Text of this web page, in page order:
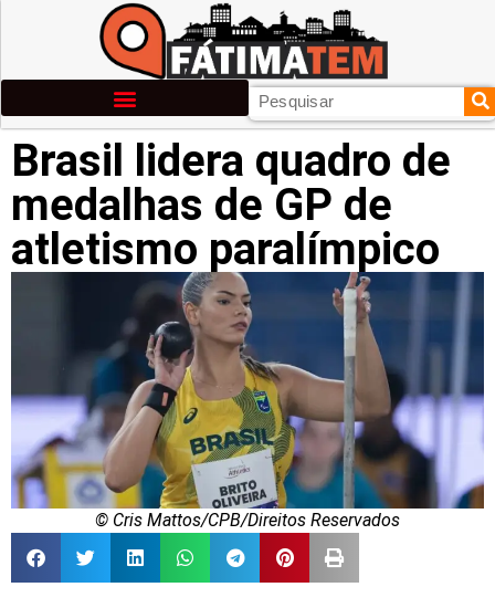
Brasil lidera quadro de
medalhas de GP de
atletismo paralímpico
© Cris Mattos/CPB/Direitos Reservados